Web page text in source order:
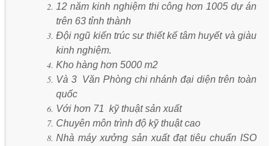
12 năm kinh nghiệm thi công hơn 1005 dự án
trên 63 tỉnh thành
Đội ngũ kiến trúc sư thiết kế tâm huyết và giàu
kinh nghiệm.
Kho hàng hơn 5000 m2
Và 3 Văn Phòng chi nhánh đại diện trên toàn
quốc
Với hơn 71 kỹ thuật sản xuất
Chuyên môn trình độ kỹ thuật cao
Nhà máy xưởng sản xuất đạt tiêu chuẩn ISO